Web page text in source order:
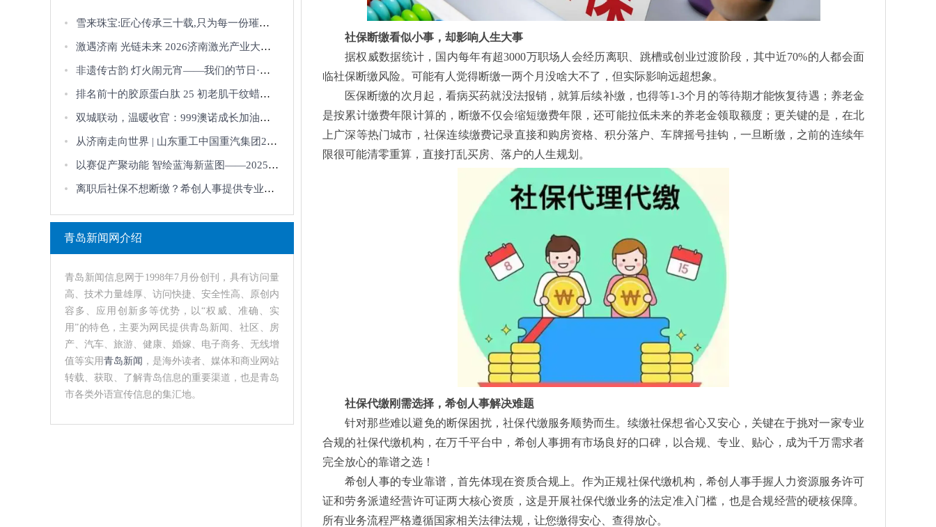
社保断缴看似小事，却影响人生大事
据权威数据统计，国内每年有超3000万职场人会经历离职、跳槽或创业过渡阶段，其中近70%的人都会面
临社保断缴风险。可能有人觉得断缴一两个月没啥大不了，但实际影响远超想象。
医保断缴的次月起，看病买药就没法报销，就算后续补缴，也得等1-3个月的等待期才能恢复待遇；养老金
是按累计缴费年限计算的，断缴不仅会缩短缴费年限，还可能拉低未来的养老金领取额度；更关键的是，在北
上广深等热门城市，社保连续缴费记录直接和购房资格、积分落户、车牌摇号挂钩，一旦断缴，之前的连续年
限很可能清零重算，直接打乱买房、落户的人生规划。
社保代缴刚需选择，希创人事解决难题
针对那些难以避免的断保困扰，社保代缴服务顺势而生。续缴社保想省心又安心，关键在于挑对一家专业
合规的社保代缴机构，在万千平台中，希创人事拥有市场良好的口碑，以合规、专业、贴心，成为千万需求者
完全放心的靠谱之选！
希创人事的专业靠谱，首先体现在资质合规上。作为正规社保代缴机构，希创人事手握人力资源服务许可
证和劳务派遣经营许可证两大核心资质，这是开展社保代缴业务的法定准入门槛，也是合规经营的硬核保障。
所有业务流程严格遵循国家相关法律法规，让您缴得安心、查得放心。
​雪来珠宝:匠心传承三十载,只为每一份璀璨的遇见!
激遇济南 光链未来 2026济南激光产业大会在济南成功举办
非遗传古韵 灯火闹元宵——我们的节日·元宵主题活动圆满举办
排名前十的胶原蛋白肽 25 初老肌干纹蜡黄抗衰指南
双城联动，温暖收官：999澳诺成长加油站持续赋能港城家庭健康
从济南走向世界 | 山东重工中国重汽集团2026年合作伙伴大会公众开放日，邀您
以赛促产聚动能 智绘蓝海新蓝图——2025青岛海洋人工智能创新应用大赛路演推
离职后社保不想断缴？希创人事提供专业社保代缴服务！
青岛新闻网介绍
青岛新闻信息网于1998年7月份创刊，具有访问量
高、技术力量雄厚、访问快捷、安全性高、原创内
容多、应用创新多等优势，以“权威、准确、实
用”的特色，主要为网民提供青岛新闻、社区、房
产、汽车、旅游、健康、婚嫁、电子商务、无线增
值等实用 青岛新闻 ，是海外读者、媒体和商业网站
转载、获取、了解青岛信息的重要渠道，也是青岛
市各类外语宣传信息的集汇地。